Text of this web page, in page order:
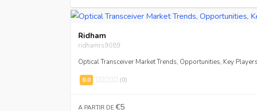
Ridham
ridhamrs9089
Optical Transceiver Market Trends, Opportunities, Key
(0)
A PARTIR DE€5